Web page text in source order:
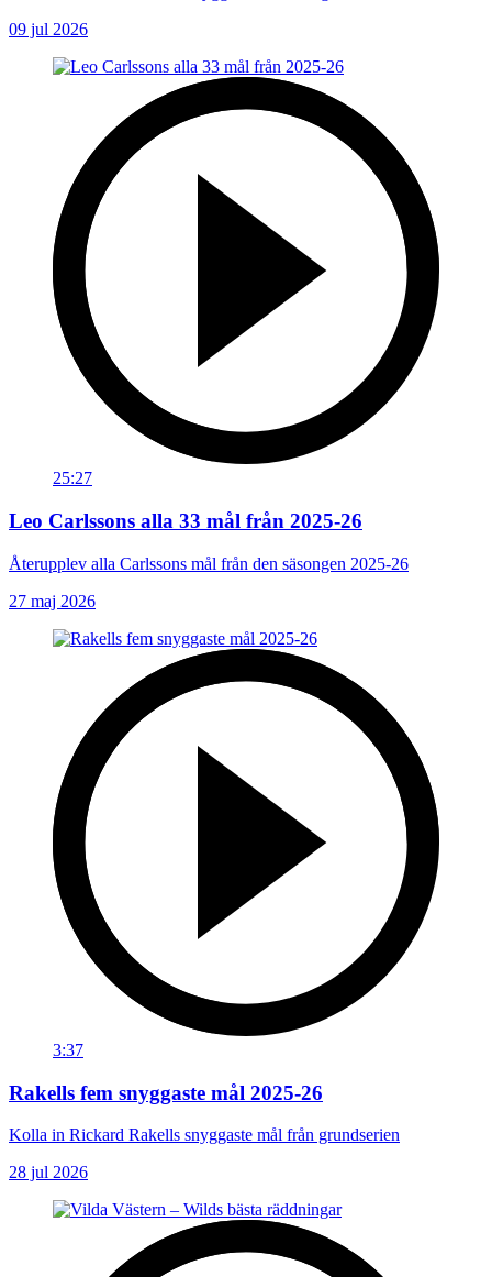
09 jul 2026
25:27
Leo Carlssons alla 33 mål från 2025-26
Återupplev alla Carlssons mål från den säsongen 2025-26
27 maj 2026
3:37
Rakells fem snyggaste mål 2025-26
Kolla in Rickard Rakells snyggaste mål från grundserien
28 jul 2026